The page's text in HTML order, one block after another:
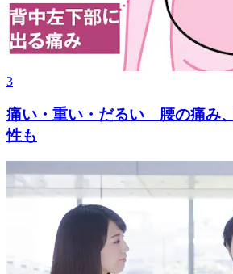
3
痛い・重い・だるい 腰の痛み
性も